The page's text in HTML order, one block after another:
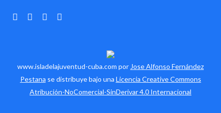
www.isladelajuventud-cuba.com por Jose Alfonso Fernández
Pestana se distribuye bajo una Licencia Creative Commons
Atribución-NoComercial-SinDerivar 4.0 Internacional